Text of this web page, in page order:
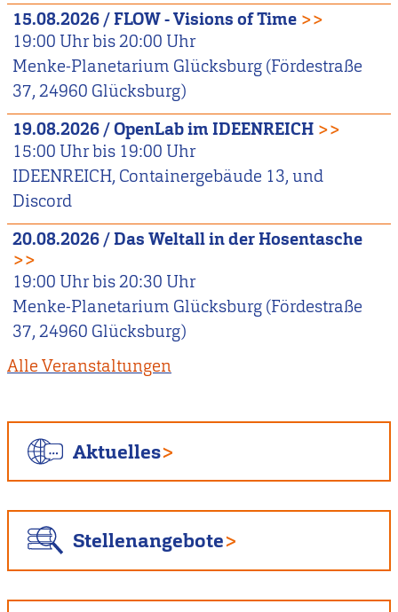
15.08.2026/FLOW - Visions of Time >>
19:00 Uhr bis20:00 Uhr
Menke-Planetarium Glücksburg (Fördestraße
37, 24960 Glücksburg)
19.08.2026/OpenLab im IDEENREICH >>
15:00 Uhr bis 19:00 Uhr
IDEENREICH, Containergebäude 13, und
Discord
20.08.2026/Das Weltall in der Hosentasche
>>
19:00 Uhr bis20:30 Uhr
Menke-Planetarium Glücksburg (Fördestraße
37, 24960 Glücksburg)
Alle Veranstaltungen
Aktuelles
Stellenangebote